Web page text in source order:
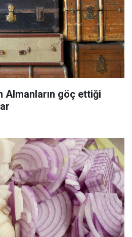
Almanların göç ettiği